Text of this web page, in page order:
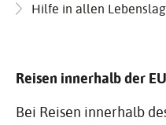
Hilfe in allen
Reisen innerhalb der EU
Bei Reisen innerhalb